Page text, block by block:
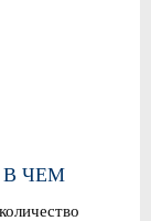
ЧЕМ